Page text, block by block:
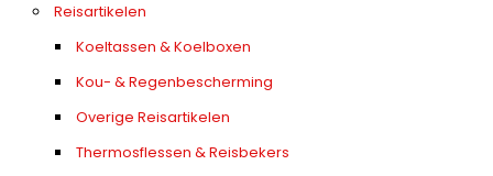
Reisartikelen
Koeltassen & Koelboxen
Kou- & Regenbescherming
Overige Reisartikelen
Thermosflessen & Reisbekers